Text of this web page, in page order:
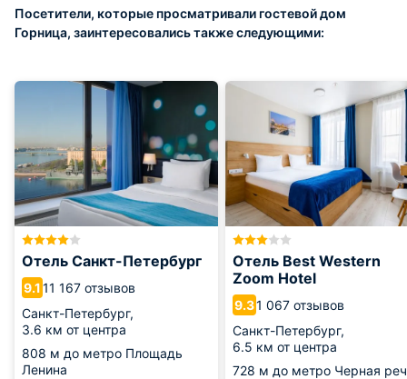
Посетители, которые просматривали гостевой дом
Горница, заинтересовались также следующими:
Отель Санкт-Петербург
9.111 167 отзывов
Санкт-Петербург,
3.6 км от центра
808 м до метро Площадь
Ленина
Отель Best Western
Zoom Hotel
9.31 067 отзывов
Санкт-Петербург,
6.5 км от центра
728 м до метро Черная